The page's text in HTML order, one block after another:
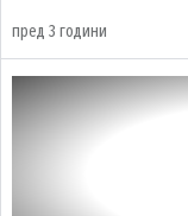
пред 3 години